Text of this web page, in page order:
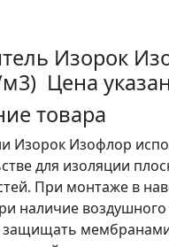
Изорок
м3) Цена
товара
Изорок Изофлор
для изоляции
При монтаже в
наличие воздушного
защищать